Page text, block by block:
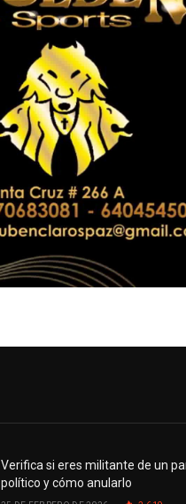
Verifica si eres militante de un
político y cómo anularlo